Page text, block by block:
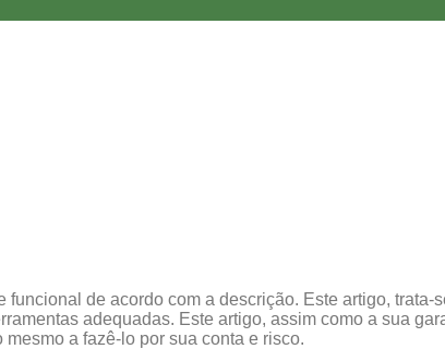
de acordo com a descrição. Este artigo,
adequadas. Este artigo, assim como a sua
a fazê-lo por sua conta e risco.